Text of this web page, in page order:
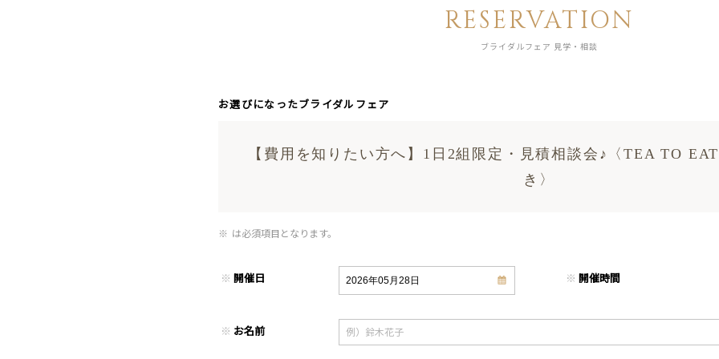
RESERVATION
ブライダルフェア 見学・相談
お選びになったブライダルフェア
【費用を知りたい方へ】1日2組限定・見積相談会♪〈TEA TO
き〉
※ は必須項目となります。
※ 開催日 ※ 開催時間
※ お名前